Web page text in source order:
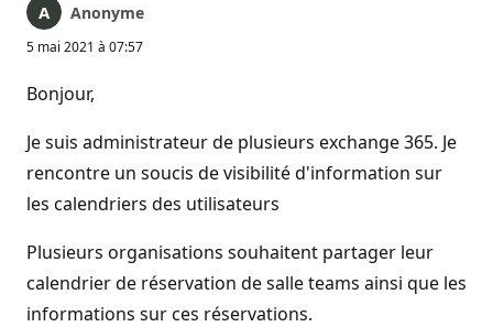
Anonyme
5 mai 2021 à 07:57
Bonjour,
Je suis administrateur de plusieurs exchange 365. Je
rencontre un soucis de visibilité d'information sur
les calendriers des utilisateurs
Plusieurs organisations souhaitent partager leur
calendrier de réservation de salle teams ainsi que les
informations sur ces réservations.